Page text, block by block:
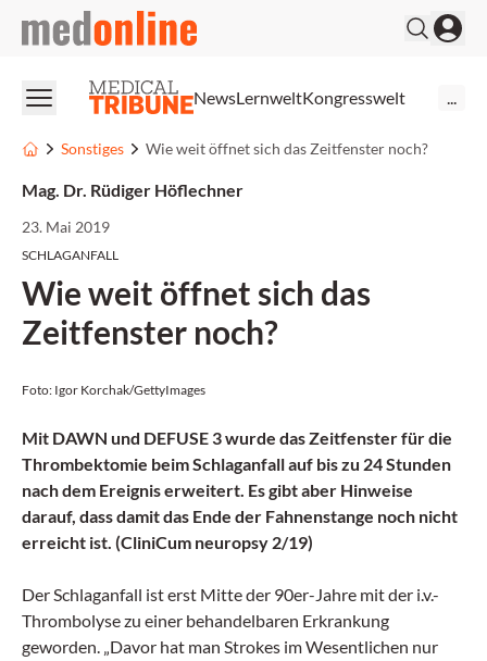
medonline
NewsLernweltKongresswelt
Sonstiges Wie weit öffnet sich das Zeitfenster noch?
Mag. Dr. Rüdiger Höflechner
23. Mai 2019
SCHLAGANFALL
Wie weit öffnet sich das
Zeitfenster noch?
Foto: Igor Korchak/GettyImages
Mit DAWN und DEFUSE 3 wurde das Zeitfenster für die
Thrombektomie beim Schlaganfall auf bis zu 24 Stunden
nach dem Ereignis erweitert. Es gibt aber Hinweise
darauf, dass damit das Ende der Fahnenstange noch nicht
erreicht ist. (CliniCum neuropsy 2/19)
Der Schlaganfall ist erst Mitte der 90er-Jahre mit der i.v.-
Thrombolyse zu einer behandelbaren Erkrankung
geworden. „Davor hat man Strokes im Wesentlichen nur